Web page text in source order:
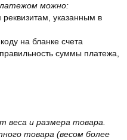
можно:
указанным в
на бланке счета
суммы платежа,
веса и размера товара.
товара (весом более